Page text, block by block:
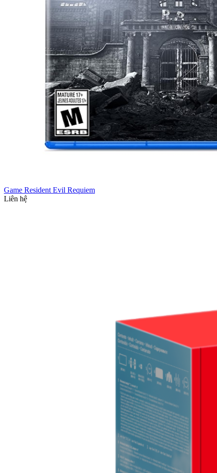
Game Resident Evil Requiem
Liên hệ